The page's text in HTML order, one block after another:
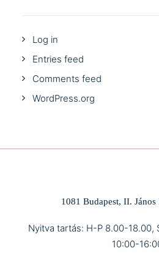
Log in
Entries feed
Comments feed
WordPress.org
1081 Budapest, II. János
Nyitva tartás: H-P 8.00-18.00,
10:00-